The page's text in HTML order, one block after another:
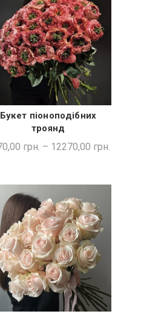
ШВИДКА ПОКУПКА
Букет піоноподібних
троянд
грн. – 12270,00 грн.